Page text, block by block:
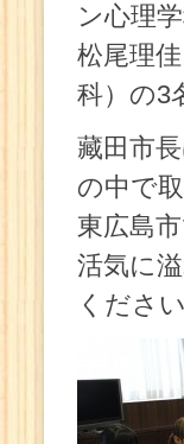
ン心理学
松尾理
科）の3
藏田市
の中で
東広島
活気に
くださ